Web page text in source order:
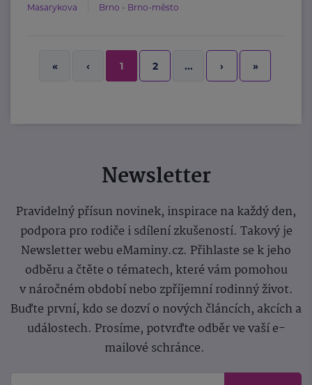
Masarykova Brno - Brno-město
« ‹ 1 2 ... › »
Newsletter
Pravidelný přísun novinek, inspirace na každý den,
podpora pro rodiče i sdílení zkušeností. Takový je
Newsletter webu eMaminy.cz. Přihlaste se k jeho
odběru a čtěte o tématech, které vám pomohou
v náročném období nebo zpříjemní rodinný život.
Buďte první, kdo se dozví o nových článcích, akcích a
událostech. Prosíme, potvrďte odběr ve vaší e-
mailové schránce.